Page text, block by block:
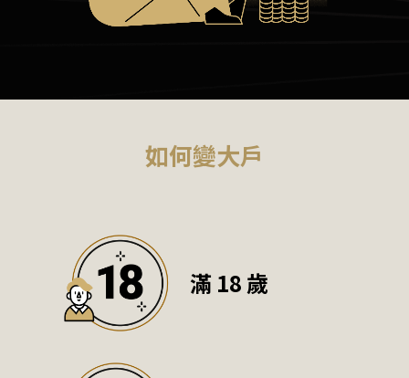
如何變大戶
滿 18 歲